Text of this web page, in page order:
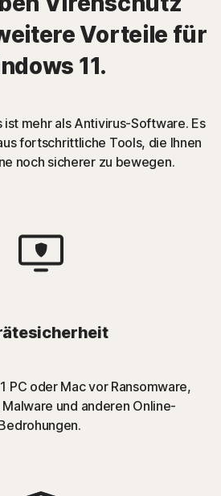
Vorteile für
11.
ist mehr als Antivirus-Software. Es
fortschrittliche Tools, die Ihnen
noch sicherer zu bewegen.
PC oder Mac vor Ransomware,
und anderen Online-